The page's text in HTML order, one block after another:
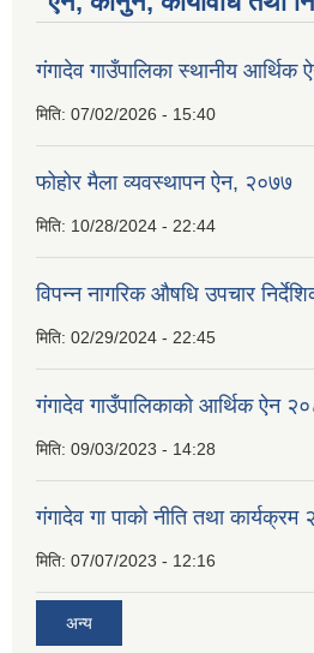
गंगादेव गाउँपालिका स्थानीय आर्थिक
मिति: 07/02/2026 - 15:40
फोहोर मैला व्यवस्थापन ऐन, २०७७
मिति: 10/28/2024 - 22:44
विपन्न नागरिक औषधि उपचार
मिति: 02/29/2024 - 22:45
गंगादेव गाउँपालिकाको आर्थिक ऐन
मिति: 09/03/2023 - 14:28
गंगादेव गा पाको नीति तथा
मिति: 07/07/2023 - 12:16
अन्य